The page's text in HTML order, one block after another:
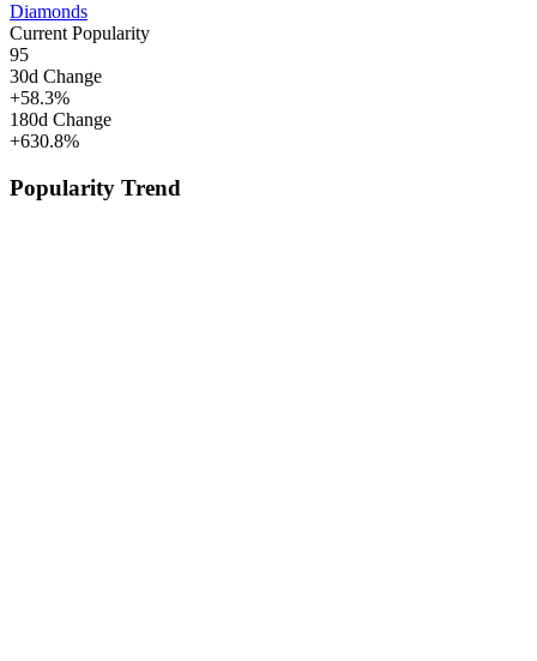
Diamonds
Current Popularity
95
30d Change
+58.3%
180d Change
+630.8%
Popularity Trend